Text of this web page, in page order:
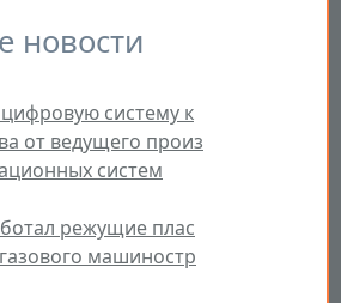
новости
систему к
от ведущего произ
систем
режущие плас
машиностр